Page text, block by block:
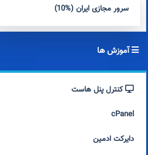
سرور مجازی ایران (%10)
آموزش ها
کنترل پنل هاست
cPanel
دایرکت ادمین